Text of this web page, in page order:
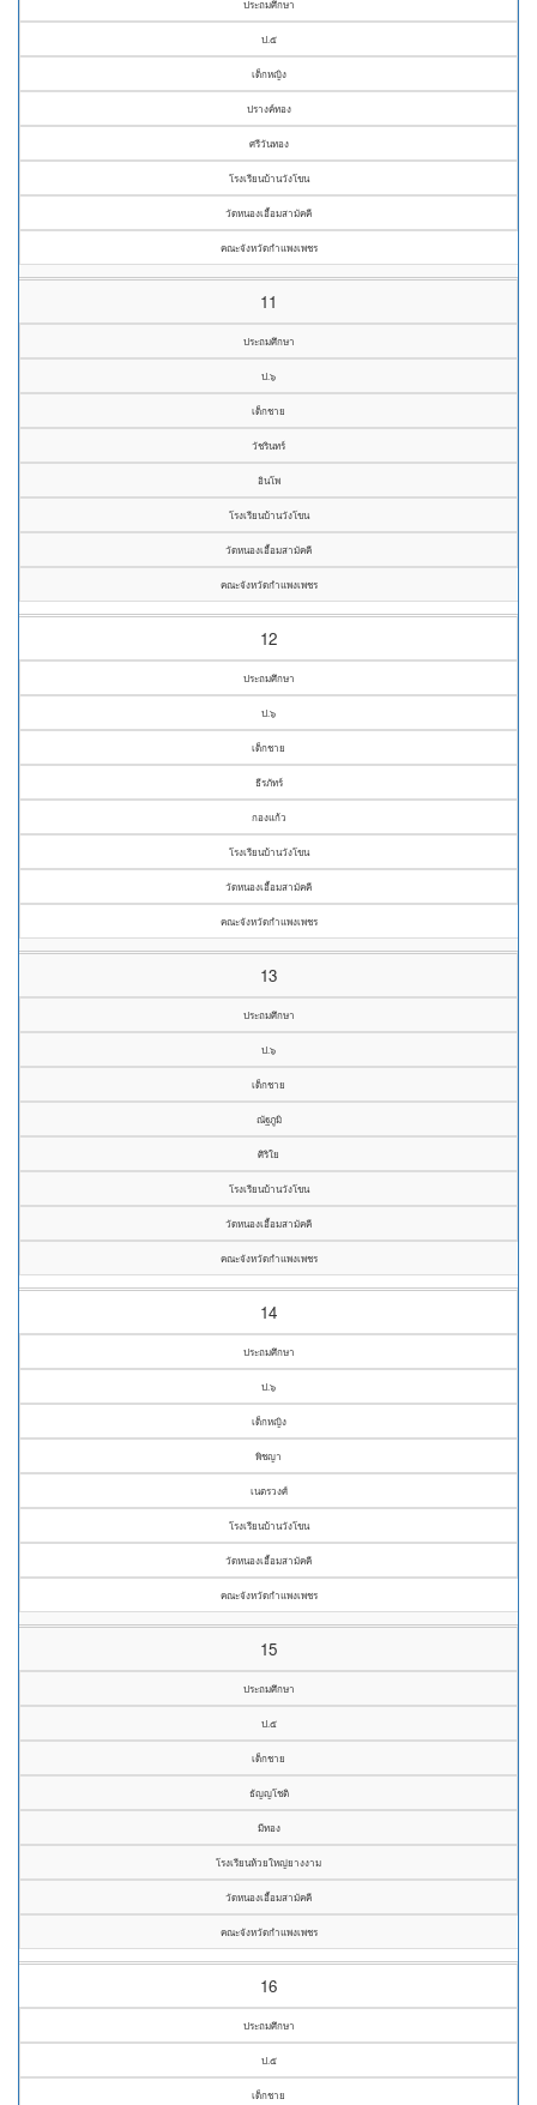
ประถมศึกษา
ป.๕
เด็กหญิง
ปรางค์ทอง
ศรีวันทอง
โรงเรียนบ้านวังโขน
วัดหนองเอื้อมสามัคคี
คณะจังหวัดกำแพงเพชร
11
ประถมศึกษา
ป.๖
เด็กชาย
วัชรินทร์
อินโพ
โรงเรียนบ้านวังโขน
วัดหนองเอื้อมสามัคคี
คณะจังหวัดกำแพงเพชร
12
ประถมศึกษา
ป.๖
เด็กชาย
ธีรภัทร์
กองแก้ว
โรงเรียนบ้านวังโขน
วัดหนองเอื้อมสามัคคี
คณะจังหวัดกำแพงเพชร
13
ประถมศึกษา
ป.๖
เด็กชาย
ณัฐภูมิ
ศิริใย
โรงเรียนบ้านวังโขน
วัดหนองเอื้อมสามัคคี
คณะจังหวัดกำแพงเพชร
14
ประถมศึกษา
ป.๖
เด็กหญิง
พิชญา
เนตรวงศ์
โรงเรียนบ้านวังโขน
วัดหนองเอื้อมสามัคคี
คณะจังหวัดกำแพงเพชร
15
ประถมศึกษา
ป.๕
เด็กชาย
ธัญญโชติ
มีทอง
โรงเรียนห้วยใหญ่ยางงาม
วัดหนองเอื้อมสามัคคี
คณะจังหวัดกำแพงเพชร
16
ประถมศึกษา
ป.๕
เด็กชาย